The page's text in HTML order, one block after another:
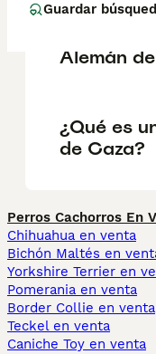
Guardar
¿Cuánto
Alemán
¿Qué es
de Caza?
Perros Cachorros En
Chihuahua en venta
Bichón Maltés en
Yorkshire Terrier en
Pomerania en venta
Border Collie en venta
Teckel en venta
Caniche Toy en venta